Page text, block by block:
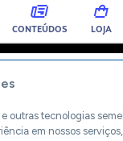
CONTEÚDOS LOJA
outras tecnologias
em nossos